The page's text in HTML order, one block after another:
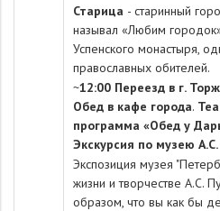
Старица - старинный
называл «Любим
Успенского монастыря,
православных обителей.
~12:00 Переезд в г.
Обед в кафе города.
программа «Обед у
Экскурсия по музею
Экспозиция музея
жизни и творчестве А.С.
образом, что вы как бы